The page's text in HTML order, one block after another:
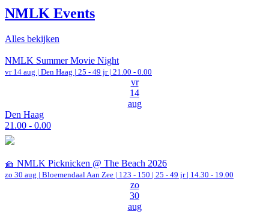
NMLK Events
Alles bekijken
NMLK Summer Movie Night
vr 14 aug | Den Haag | 25 - 49 jr | 21.00 - 0.00
vr
14
aug
Den Haag
21.00 - 0.00
🧺 NMLK Picknicken @ The Beach 2026
zo 30 aug | Bloemendaal Aan Zee | 123 - 150 | 25 - 49 jr | 14.30 - 19.00
zo
30
aug